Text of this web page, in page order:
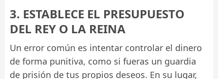
3. ESTABLECE EL PRESUPUESTO
DEL REY O LA REINA
Un error común es intentar controlar el dinero
de forma punitiva, como si fueras un guardia
de prisión de tus propios deseos. En su lugar,